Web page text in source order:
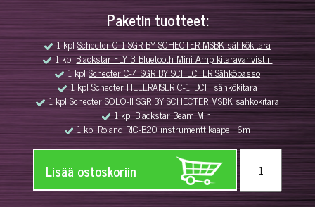
Paketin tuotteet:
1 kplSchecter C-1 SGR BY SCHECTER MSBK sähkökitara
1 kplBlackstar FLY 3 Bluetooth Mini Amp kitaravahvistin
1 kpl Schecter C-4 SGR BY SCHECTER Sähköbasso
1 kplSchecter HELLRAISER C-1, BCH sähkökitara
1 kpl Schecter SOLO-II SGR BY SCHECTER MSBK sähkökitara
1 kplBlackstar Beam Mini
1 kpl Roland RIC-B20 instrumenttikaapeli 6m
Lisää ostoskoriin